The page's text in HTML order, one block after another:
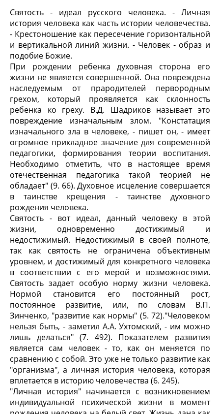
Святость - идеал русского человека. - Личная
история человека как часть истории человечества.
- Крестоношение как пересечение горизонтальной
и вертикальной линий жизни. - Человек - образ и
подобие Божие.
При рождении ребенка духовная сторона его
жизни не является совершенной. Она повреждена
наследуемым от прародителей первородным
грехом, который проявляется как склонность
ребенка ко греху. В.Д. Шадриков называет это
повреждение изначальным злом. "Констатация
изначального зла в человеке, - пишет он, - имеет
огромное прикладное значение для современной
педагогики, формирования теории воспитания.
Необходимо отметить, что в настоящее время
отечественная педагогика такой теорией не
обладает" (9. 66). Духовное исцеление совершается
в таинстве крещения - таинстве духовного
рождения человека.
Святость - вот идеал, данный человеку в этой
жизни, одновременно достижимый и
недостижимый. Недостижимый в своей полноте,
так как святость не ограничена объективным
уровнем, и достижимый для конкретного человека
в соответствии с его мерой и возможностями.
Святость задает особую норму жизни человека.
Нормой становится его постоянный рост,
постоянное развитие, или, по словам В.П.
Зинченко, "развитие как нормы" (5. 72)."Человеком
нельзя быть, - заметил А.А. Ухтомский, - им можно
лишь делаться" (7. 492). Показателем развития
является сам человек - то, как он меняется по
сравнению с собой. Это уже не только развитие как
"организма", а личная история человека, которая
вплетается в историю человечества (6. 245).
"Личная история" начинается с возникновением
индивидуальной психической жизни в момент